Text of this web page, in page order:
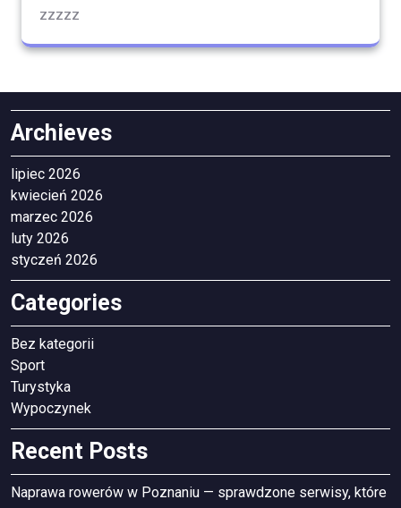
zzzzz
Archieves
lipiec 2026
kwiecień 2026
marzec 2026
luty 2026
styczeń 2026
Categories
Bez kategorii
Sport
Turystyka
Wypoczynek
Recent Posts
Naprawa rowerów w Poznaniu — sprawdzone serwisy, które